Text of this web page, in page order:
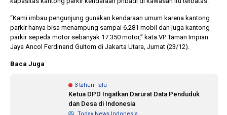
“Kami imbau pengunjung gunakan kendaraan umum karena kantong
parkir hanya bisa menampung sampai 6.281 mobil dan juga kantong
parkir sepeda motor sebanyak 17.350 motor,” kata VP Taman Impian
Jaya Ancol Ferdinand Gultom di Jakarta Utara, Jumat (23/12).
Baca Juga
3 tahun lalu
Ketua DPD Ingatkan Darurat Data Penduduk
dan Desa di Indonesia
10 bulan lalu
KPU Batalkan
Keputusan Dokumen
Capres-Cawapres
Dirahasiakan
1 tahun lalu
Banyak
Terjerat
Legislator
Dorong